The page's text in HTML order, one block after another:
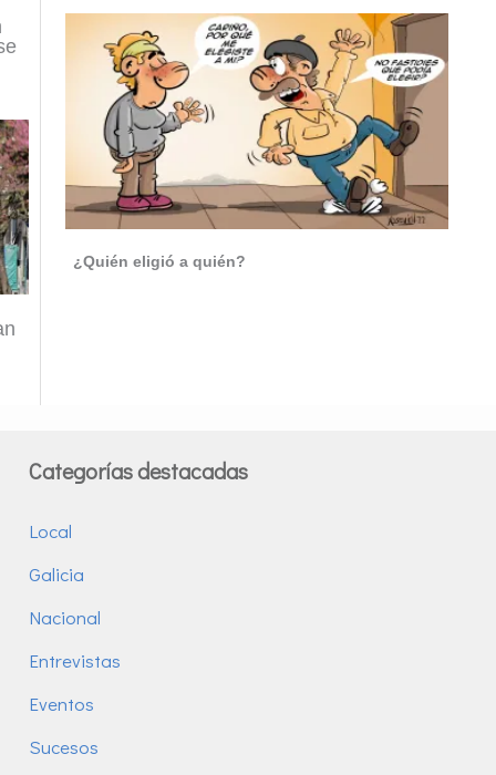
¿Quién eligió a quién?
Categorías destacadas
Local
Galicia
Nacional
Entrevistas
Eventos
Sucesos